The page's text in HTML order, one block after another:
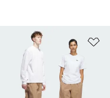
à Lista de Desejos